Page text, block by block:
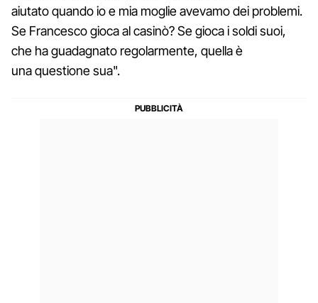
aiutato quando io e mia moglie avevamo dei problemi.
Se Francesco gioca al casinò? Se gioca i soldi suoi,
che ha guadagnato regolarmente, quella è
una questione sua".